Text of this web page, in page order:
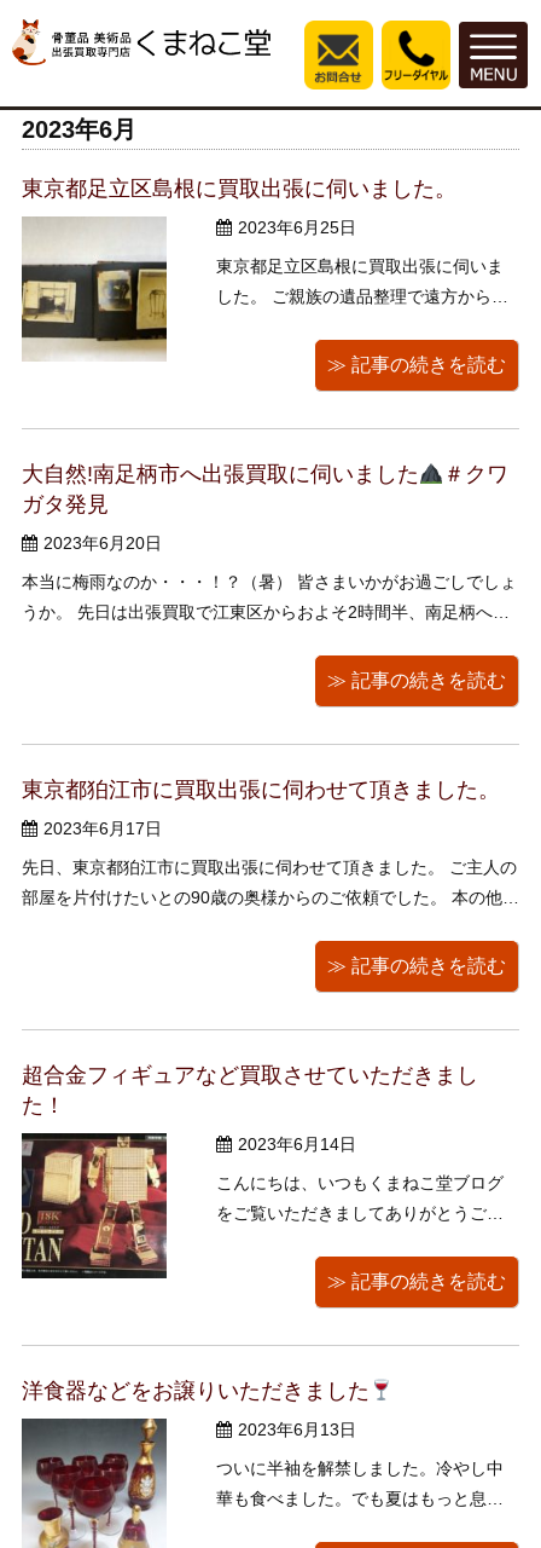
2023年6月
東京都足立区島根に買取出張に伺いました。
2023年6月25日
東京都足立区島根に買取出張に伺いま
した。 ご親族の遺品整理で遠方から来
取に伺わせていただきました。 価値の
ある物が分からず、とりあえず見ても
ものと最終的な残置物を全て撤去した
≫ 記事の続きを読む
大自然!南足柄市へ出張買取に伺いました
＃クワ
ガタ発見
2023年6月20日
本当に梅雨なのか・・・！？（暑） 皆さまいかがお過ごしでしょ
うか。 先日は出張買取で江東区からおよそ2時間半、南足柄へ行
が、近くにもう一つご整理中のお家があるということで、そちら
にも伺わせていただき、九谷焼、有田焼の食器 ...
≫ 記事の続きを読む
東京都狛江市に買取出張に伺わせて頂きました。
2023年6月17日
先日、東京都狛江市に買取出張に伺わせて頂きました。 ご主人の
部屋を片付けたいとの90歳の奥様からのご依頼でした。 本の他
DVDなどたくさんのお品物を頂きました。 片付けのお役に立てて
いたら幸いです。 どの品も珍しいブランドで ...
≫ 記事の続きを読む
超合金フィギュアなど買取させていただきまし
た！
2023年6月14日
こんにちは、いつもくまねこ堂ブログ
をご覧いただきましてありがとうござ
に行ってまいりました。 場所は足立区
千住。くまねこ堂のある江東区からは
で、くまねこ堂をご利用いただきまし
た。 ...
≫ 記事の続きを読む
洋食器などをお譲りいただきました
2023年6月13日
ついに半袖を解禁しました。冷やし中
華も食べました。でも夏はもっと息苦